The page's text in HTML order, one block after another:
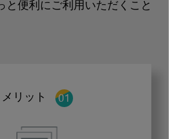
と便利にご利用いただくこと
メリット